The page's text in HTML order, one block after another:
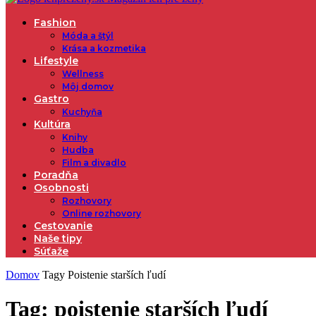
Fashion
Móda a štýl
Krása a kozmetika
Lifestyle
Wellness
Môj domov
Gastro
Kuchyňa
Kultúra
Knihy
Hudba
Film a divadlo
Poradňa
Osobnosti
Rozhovory
Online rozhovory
Cestovanie
Naše tipy
Súťaže
Domov Tagy Poistenie starších ľudí
Tag: poistenie starších ľudí